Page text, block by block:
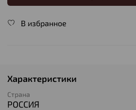
В избранное
Характеристики
Страна
РОССИЯ